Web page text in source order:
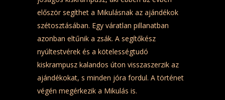
először segíthet a Mikulásnak az ajándékok
szétosztásában. Egy váratlan pillanatban
azonban eltűnik a zsák. A segítőkész
nyúltestvérek és a kötelességtudó
kiskrampusz kalandos úton visszaszerzik az
ajándékokat, s minden jóra fordul. A történet
végén megérkezik a Mikulás is.